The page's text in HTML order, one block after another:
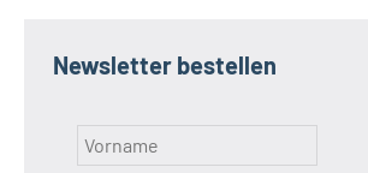
Newsletter bestellen